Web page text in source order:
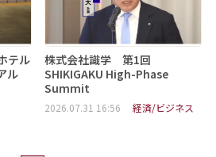
テル
ル
株式会社識学 第1回
SHIKIGAKU High-Phase
Summit
2026.07.31 16:56 経済/ビジネス